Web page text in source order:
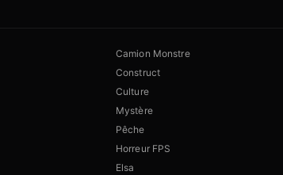
Camion Monstre
Construct
Culture
Mystère
Pêche
Horreur FPS
Elsa